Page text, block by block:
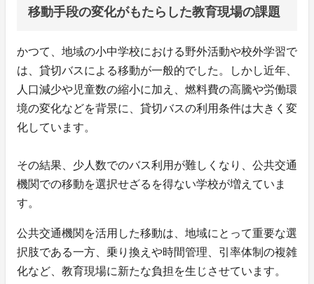
移動手段の変化がもたらした教育現場の課題
かつて、地域の小中学校における野外活動や校外学習で
は、貸切バスによる移動が一般的でした。しかし近年、
人口減少や児童数の縮小に加え、燃料費の高騰や労働環
境の変化などを背景に、貸切バスの利用条件は大きく変
化しています。
その結果、少人数でのバス利用が難しくなり、公共交通
機関での移動を選択せざるを得ない学校が増えていま
す。
公共交通機関を活用した移動は、地域にとって重要な選
択肢である一方、乗り換えや時間管理、引率体制の複雑
化など、教育現場に新たな負担を生じさせています。